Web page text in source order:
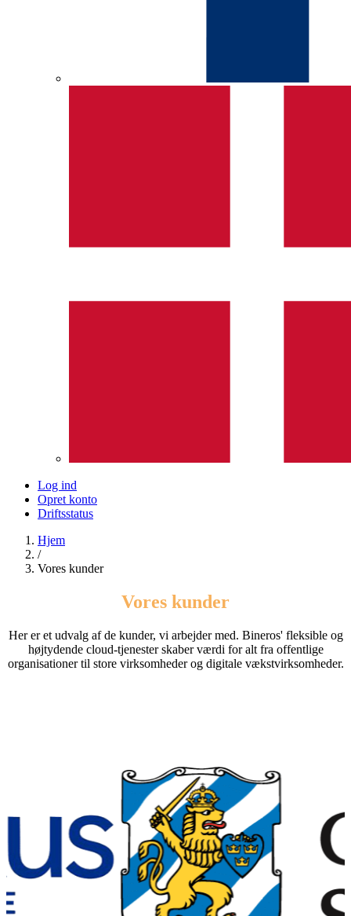
Log ind
Opret konto
Driftsstatus
Hjem
/
Vores kunder
Vores kunder
Her er et udvalg af de kunder, vi arbejder med. Bineros' fleksible og
højtydende cloud-tjenester skaber værdi for alt fra offentlige
organisationer til store virksomheder og digitale vækstvirksomheder.